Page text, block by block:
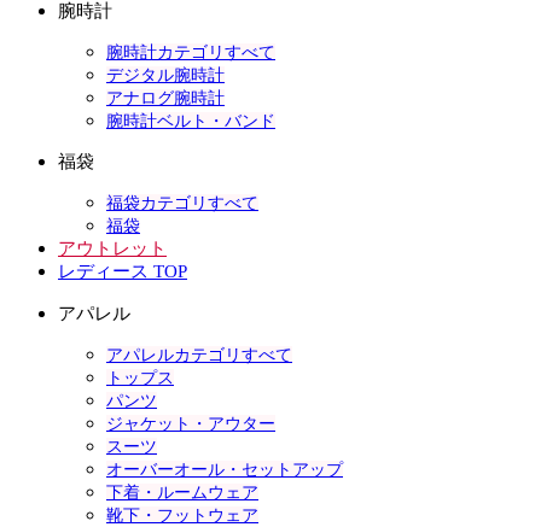
腕時計
腕時計カテゴリすべて
デジタル腕時計
アナログ腕時計
腕時計ベルト・バンド
福袋
福袋カテゴリすべて
福袋
アウトレット
レディース TOP
アパレル
アパレルカテゴリすべて
トップス
パンツ
ジャケット・アウター
スーツ
オーバーオール・セットアップ
下着・ルームウェア
靴下・フットウェア